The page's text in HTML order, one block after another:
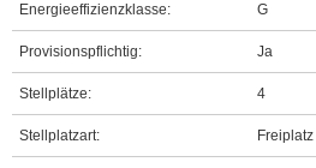
Energieeffizienzklasse: G
Provisionspflichtig: Ja
Stellplätze: 4
Stellplatzart: Freiplatz